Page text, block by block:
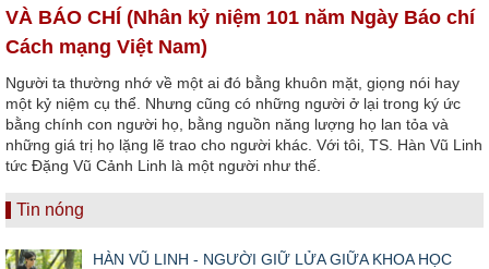
VÀ BÁO CHÍ (Nhân kỷ niệm 101 năm Ngày Báo chí
Cách mạng Việt Nam)
Người ta thường nhớ về một ai đó bằng khuôn mặt, giọng nói hay
một kỷ niệm cụ thể. Nhưng cũng có những người ở lại trong ký ức
bằng chính con người họ, bằng nguồn năng lượng họ lan tỏa và
những giá trị họ lặng lẽ trao cho người khác. Với tôi, TS. Hàn Vũ Linh
tức Đặng Vũ Cảnh Linh là một người như thế.
Tin nóng
HÀN VŨ LINH - NGƯỜI GIỮ LỬA GIỮA KHOA HỌC